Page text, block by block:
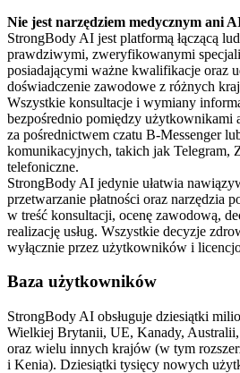
Nie jest narzędziem medycznym ani
StrongBody AI jest platformą łączącą
prawdziwymi, zweryfikowanymi
posiadającymi ważne kwalifikacje oraz
doświadczenie zawodowe z różnych
Wszystkie konsultacje i wymiany
bezpośrednio pomiędzy użytkownikami
za pośrednictwem czatu B-Messenger
komunikacyjnych, takich jak Telegram,
telefoniczne.
StrongBody AI jedynie ułatwia
przetwarzanie płatności oraz narzędzia
w treść konsultacji, ocenę zawodową,
realizację usług. Wszystkie decyzje
wyłącznie przez użytkowników i
Baza użytkowników
StrongBody AI obsługuje dziesiątki
Wielkiej Brytanii, UE, Kanady,
oraz wielu innych krajów (w tym
i Kenia). Dziesiątki tysięcy nowych